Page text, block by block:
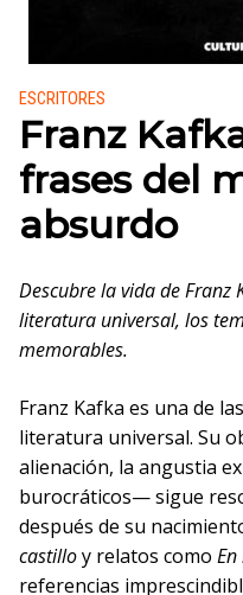
Publicado en:
ESCRITORES
Franz
frases del
absurdo
Descubre la vida de Franz
literatura universal, los
memorables.
Franz Kafka es una de
literatura universal. Su
alienación, la angustia
burocráticos— sigue
después de su
castilloy relatos como
referencias